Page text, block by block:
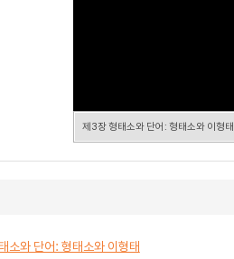
제3장 형태소와 단어: 형태소와 이형태
소와 단어: 형태소와 이형태